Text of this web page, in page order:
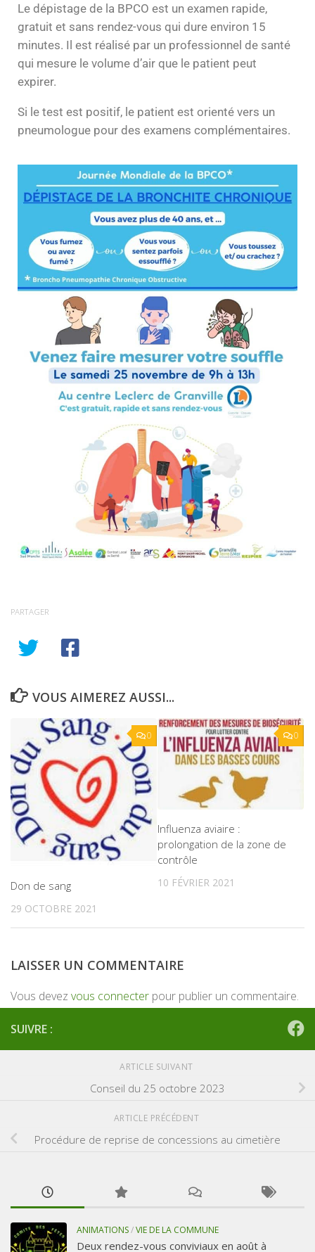
Le dépistage de la BPCO est un examen rapide,
gratuit et sans rendez-vous qui dure environ 15
minutes. Il est réalisé par un professionnel de santé
qui mesure le volume d’air que le patient peut
expirer.
Si le test est positif, le patient est orienté vers un
pneumologue pour des examens complémentaires.
PARTAGER
VOUS AIMEREZ AUSSI...
0
Don de sang
29 OCTOBRE 2021
0
Influenza aviaire :
prolongation de la zone de
contrôle
10 FÉVRIER 2021
LAISSER UN COMMENTAIRE
Vous devez vous connecter pour publier un commentaire.
SUIVRE :
ARTICLE SUIVANT
Conseil du 25 octobre 2023
ARTICLE PRÉCÉDENT
Procédure de reprise de concessions au cimetière
ANIMATIONS/VIE DE LA COMMUNE
Deux rendez-vous conviviaux en août à